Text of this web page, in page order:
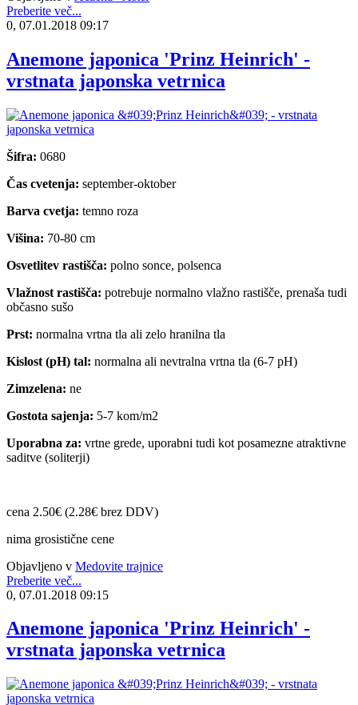
Preberite več...
0, 07.01.2018 09:17
Anemone japonica 'Prinz Heinrich' -
vrstnata japonska vetrnica
Šifra: 0680
Čas cvetenja: september-oktober
Barva cvetja: temno roza
Višina: 70-80 cm
Osvetlitev rastišča: polno sonce, polsenca
Vlažnost rastišča: potrebuje normalno vlažno rastišče, prenaša tudi
občasno sušo
Prst: normalna vrtna tla ali zelo hranilna tla
Kislost (pH) tal: normalna ali nevtralna vrtna tla (6-7 pH)
Zimzelena: ne
Gostota sajenja: 5-7 kom/m2
Uporabna za: vrtne grede, uporabni tudi kot posamezne atraktivne
saditve (soliterji)
cena 2.50€ (2.28€ brez DDV)
nima grosistične cene
Objavljeno v Medovite trajnice
Preberite več...
0, 07.01.2018 09:15
Anemone japonica 'Prinz Heinrich' -
vrstnata japonska vetrnica